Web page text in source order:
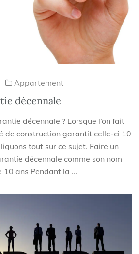
Appartement
décennale
décennale ? Lorsque l’on fait
de construction garantit celle-ci 10
tout sur ce sujet. Faire un
décennale comme son nom
10 ans Pendant la ...